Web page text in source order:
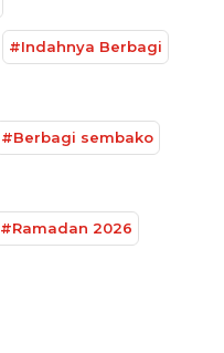
#Indahnya Berbagi
#Berbagi sembako
#Ramadan 2026